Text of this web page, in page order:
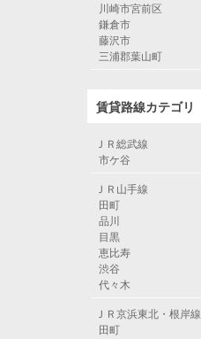
川崎市宮前区
鎌倉市
藤沢市
三浦郡葉山町
賃貸路線カテゴリ
ＪＲ総武線
市ケ谷
ＪＲ山手線
田町
品川
目黒
恵比寿
渋谷
代々木
ＪＲ京浜東北・根岸線
田町